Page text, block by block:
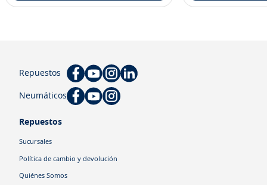
Repuestos
Neumáticos
Repuestos
Sucursales
Política de cambio y devolución
Quiénes Somos